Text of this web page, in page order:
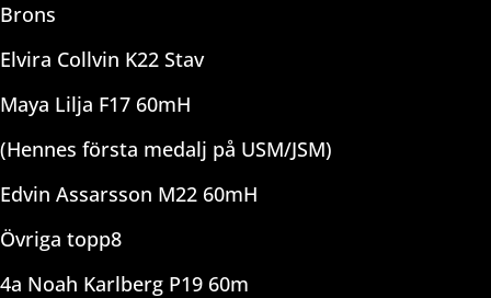
Brons
Elvira Collvin K22 Stav
Maya Lilja F17 60mH
(Hennes första medalj på USM/JSM)
Edvin Assarsson M22 60mH
Övriga topp8
4a Noah Karlberg P19 60m